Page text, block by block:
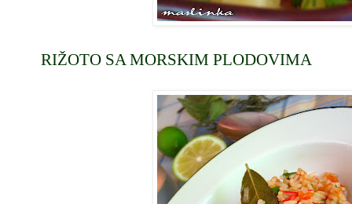
RIŽOTO SA MORSKIM PLODOVIMA